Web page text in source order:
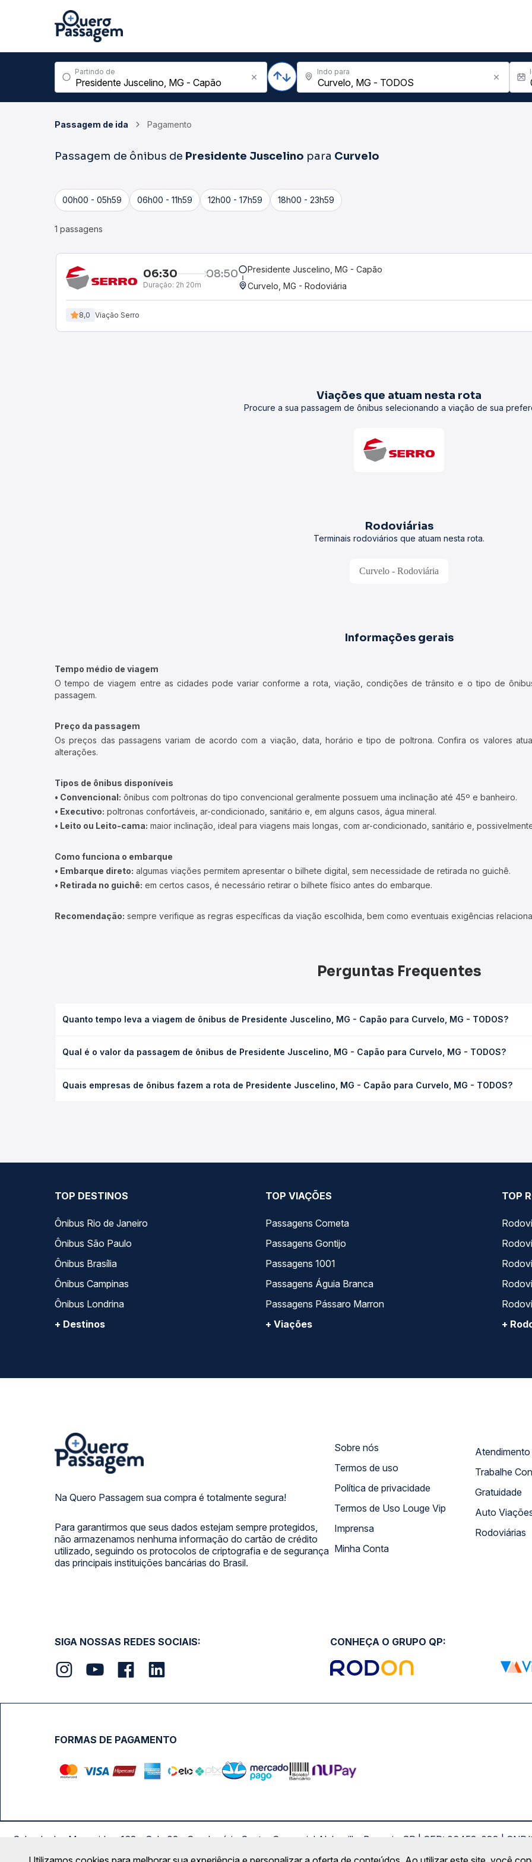
Partindo de Indo para
Passagem de ida Pagamento
Passagem de ônibus de Presidente Juscelino para Curvelo
00h00 - 05h59 06h00 - 11h59 12h00 - 17h59 18h00 - 23h59
1 passagens
06:30 08:50
Duração: 2h 20m
Presidente Juscelino, MG - Capão
Curvelo, MG - Rodoviária
8,0 Viação Serro
Viações que atuam nesta rota
Procure a sua passagem de ônibus selecionando a viação de sua
Rodoviárias
Terminais rodoviários que atuam nesta rota.
Curvelo - Rodoviária
Informações gerais
Tempo médio de viagem
O tempo de viagem entre as cidades pode variar conforme a rota, viação, condições de trânsito e o tipo de
passagem.
Preço da passagem
Os preços das passagens variam de acordo com a viação, data, horário e tipo de poltrona. Confira os valores
alterações.
Tipos de ônibus disponíveis
• Convencional: ônibus com poltronas do tipo convencional geralmente possuem uma inclinação até 45º e banheiro.
• Executivo: poltronas confortáveis, ar-condicionado, sanitário e, em alguns casos, água mineral.
• Leito ou Leito-cama: maior inclinação, ideal para viagens mais longas, com ar-condicionado, sanitário e,
Como funciona o embarque
• Embarque direto: algumas viações permitem apresentar o bilhete digital, sem necessidade de retirada no guichê.
• Retirada no guichê: em certos casos, é necessário retirar o bilhete físico antes do embarque.
Recomendação: sempre verifique as regras específicas da viação escolhida, bem como eventuais exigências
Perguntas Frequentes
Quanto tempo leva a viagem de ônibus de Presidente Juscelino, MG - Capão para Curvelo, MG - TODOS?
(convencional, executivo ou leito) e as condições de tráfego. Na Quero Passagem você consulta os horários
Qual é o valor da passagem de ônibus de Presidente Juscelino, MG - Capão para Curvelo, MG - TODOS?
empresa, o tipo de poltrona e a antecedência da compra. Na Quero Passagem você compara os preços de todas as
Quais empresas de ônibus fazem a rota de Presidente Juscelino, MG - Capão para Curvelo, MG - TODOS?
TOP DESTINOS
Ônibus Rio de Janeiro
Ônibus São Paulo
Ônibus Brasília
Ônibus Campinas
Ônibus Londrina
+ Destinos
TOP VIAÇÕES
Passagens Cometa
Passagens Gontijo
Passagens 1001
Passagens Águia Branca
Passagens Pássaro Marron
+ Viações
TOP
+
Na Quero Passagem sua compra é totalmente segura!
Para garantirmos que seus dados estejam sempre protegidos,
não armazenamos nenhuma informação do cartão de crédito
utilizado, seguindo os protocolos de criptografia e de segurança
das principais instituições bancárias do Brasil.
Sobre nós
Termos de uso
Política de privacidade
Termos de Uso Louge Vip
Imprensa
Minha Conta
Trabalhe
Gratuidade
Auto
Rodoviárias
SIGA NOSSAS REDES SOCIAIS: CONHEÇA O GRUPO QP:
FORMAS DE PAGAMENTO
Calçada das Margaridas, 163 - Sala 02 - Condomínio Centro Comercial Alphaville, Barueri - SP | CEP: 06453-038 |
Copyright 2026 © QueroPassagem.com.br